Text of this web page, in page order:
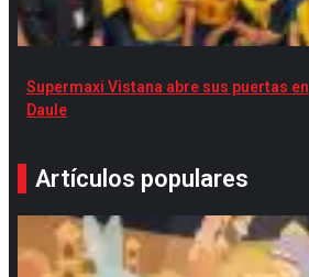
Supermaxi Vistana abre sus puertas en
Daule
Artículos populares